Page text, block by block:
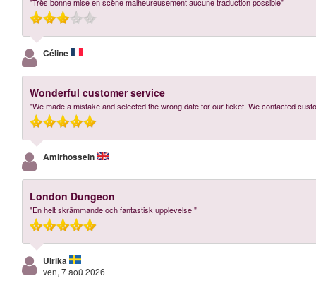
"Très bonne mise en scène malheureusement aucune traduction possible"
Céline
Wonderful customer service
"We made a mistake and selected the wrong date for our ticket. We contacted
Amirhossein
London Dungeon
"En helt skrämmande och fantastisk upplevelse!"
Ulrika
ven, 7 aoû 2026